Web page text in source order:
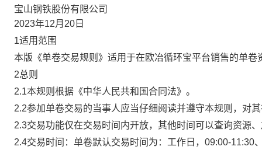
宝山钢铁股份有限公司
2023年12月20日
1适用范围
本版《单卷交易规则》适用于在欧冶循环宝平台销售的单卷
2总则
2.1本规则根据《中华人民共和国合同法》。
2.2参加单卷交易的当事人应当仔细阅读并遵守本规则，对
2.3交易功能仅在交易时间内开放，其他时间可以查询资源
2.4交易时间：单卷默认交易时间为：工作日，09:00-11:30